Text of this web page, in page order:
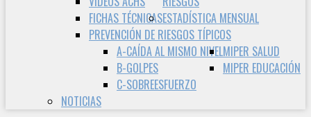
FICHAS TÉCNICAS
PREVENCIÓN DE RIESGOS TÍPICOS
A-CAÍDA AL MISMO NIVEL
B-GOLPES
C-SOBREESFUERZO
MIPER SALUD
MIPER EDUCACIÓN
ESTADÍSTICA MENSUAL
NOTICIAS